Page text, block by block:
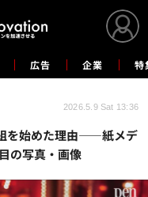
広告 企業 特
を始めた理由——紙メデ
の写真・画像
2026.5.9 Sat 13:36